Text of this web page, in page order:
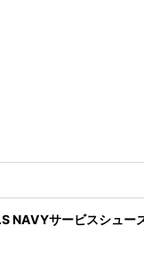
NAVYサービスシュー